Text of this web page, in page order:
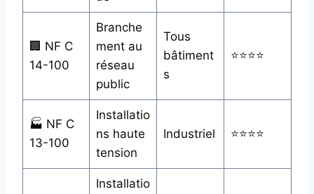
🏢 NF C
14-100
Branche
ment au
réseau
public
Tous
bâtiment
s
⭐⭐⭐⭐
🏭 NF C
13-100
Installatio
ns haute
tension
Industriel ⭐⭐⭐⭐
Installatio